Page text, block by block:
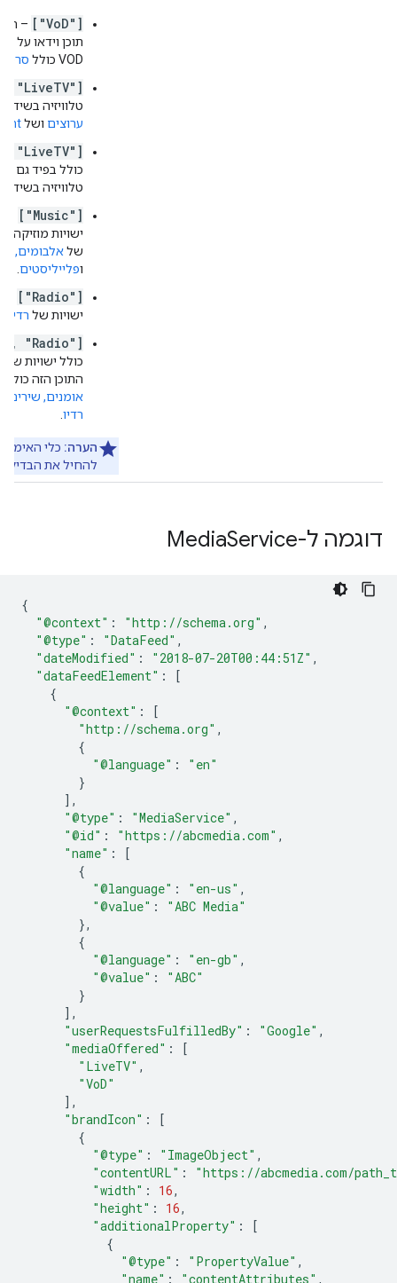
["VoD"]
–
VOD כולל
["LiveTV"]
טלוויזיה
ערוצים ושל
"LiveTV"]
טלוויזיה
["Music"]
ישויות מוזיקה.
שלאלבומים,
ופלייליסטים
["Radio"]
ישויות של רדיו
"Radio"]
כולל ישויות של
התוכן הזה
אומנים, שירים
רדיו
הערה: כלי
להחיל את
דוגמה ל-MediaService
{
"@context" : "http://schema.org" ,
"@type" : "DataFeed" ,
"dateModified" : "2018-07-20T00:44:51Z" ,
"dataFeedElement" :
[
{
"@context" :
[
"http://schema.org" ,
{
"@language" :
"en"
}
],
"@type" : "MediaService" ,
"@id" : "https://abcmedia.com" ,
"name" :
[
{
"@language" : "en-us" ,
"@value" :
"ABC Media"
},
{
"@language" : "en-gb" ,
"@value" :
"ABC"
}
],
"userRequestsFulfilledBy" : "Google" ,
"mediaOffered" :
[
"LiveTV" ,
"VoD"
],
"brandIcon" :
[
{
"@type" : "ImageObject" ,
"contentURL" :
"https://abcmedia.com/
"width" : 16,
"height" : 16,
"additionalProperty" :
[
{
"@type" : "PropertyValue" ,
"name" : "contentAttributes" ,